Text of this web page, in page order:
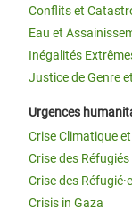
Conflits et
Eau et
Inégalités
Justice de Genre
Urgences
Crise Climatique
Crise des
Crise des
Crisis in Gaza